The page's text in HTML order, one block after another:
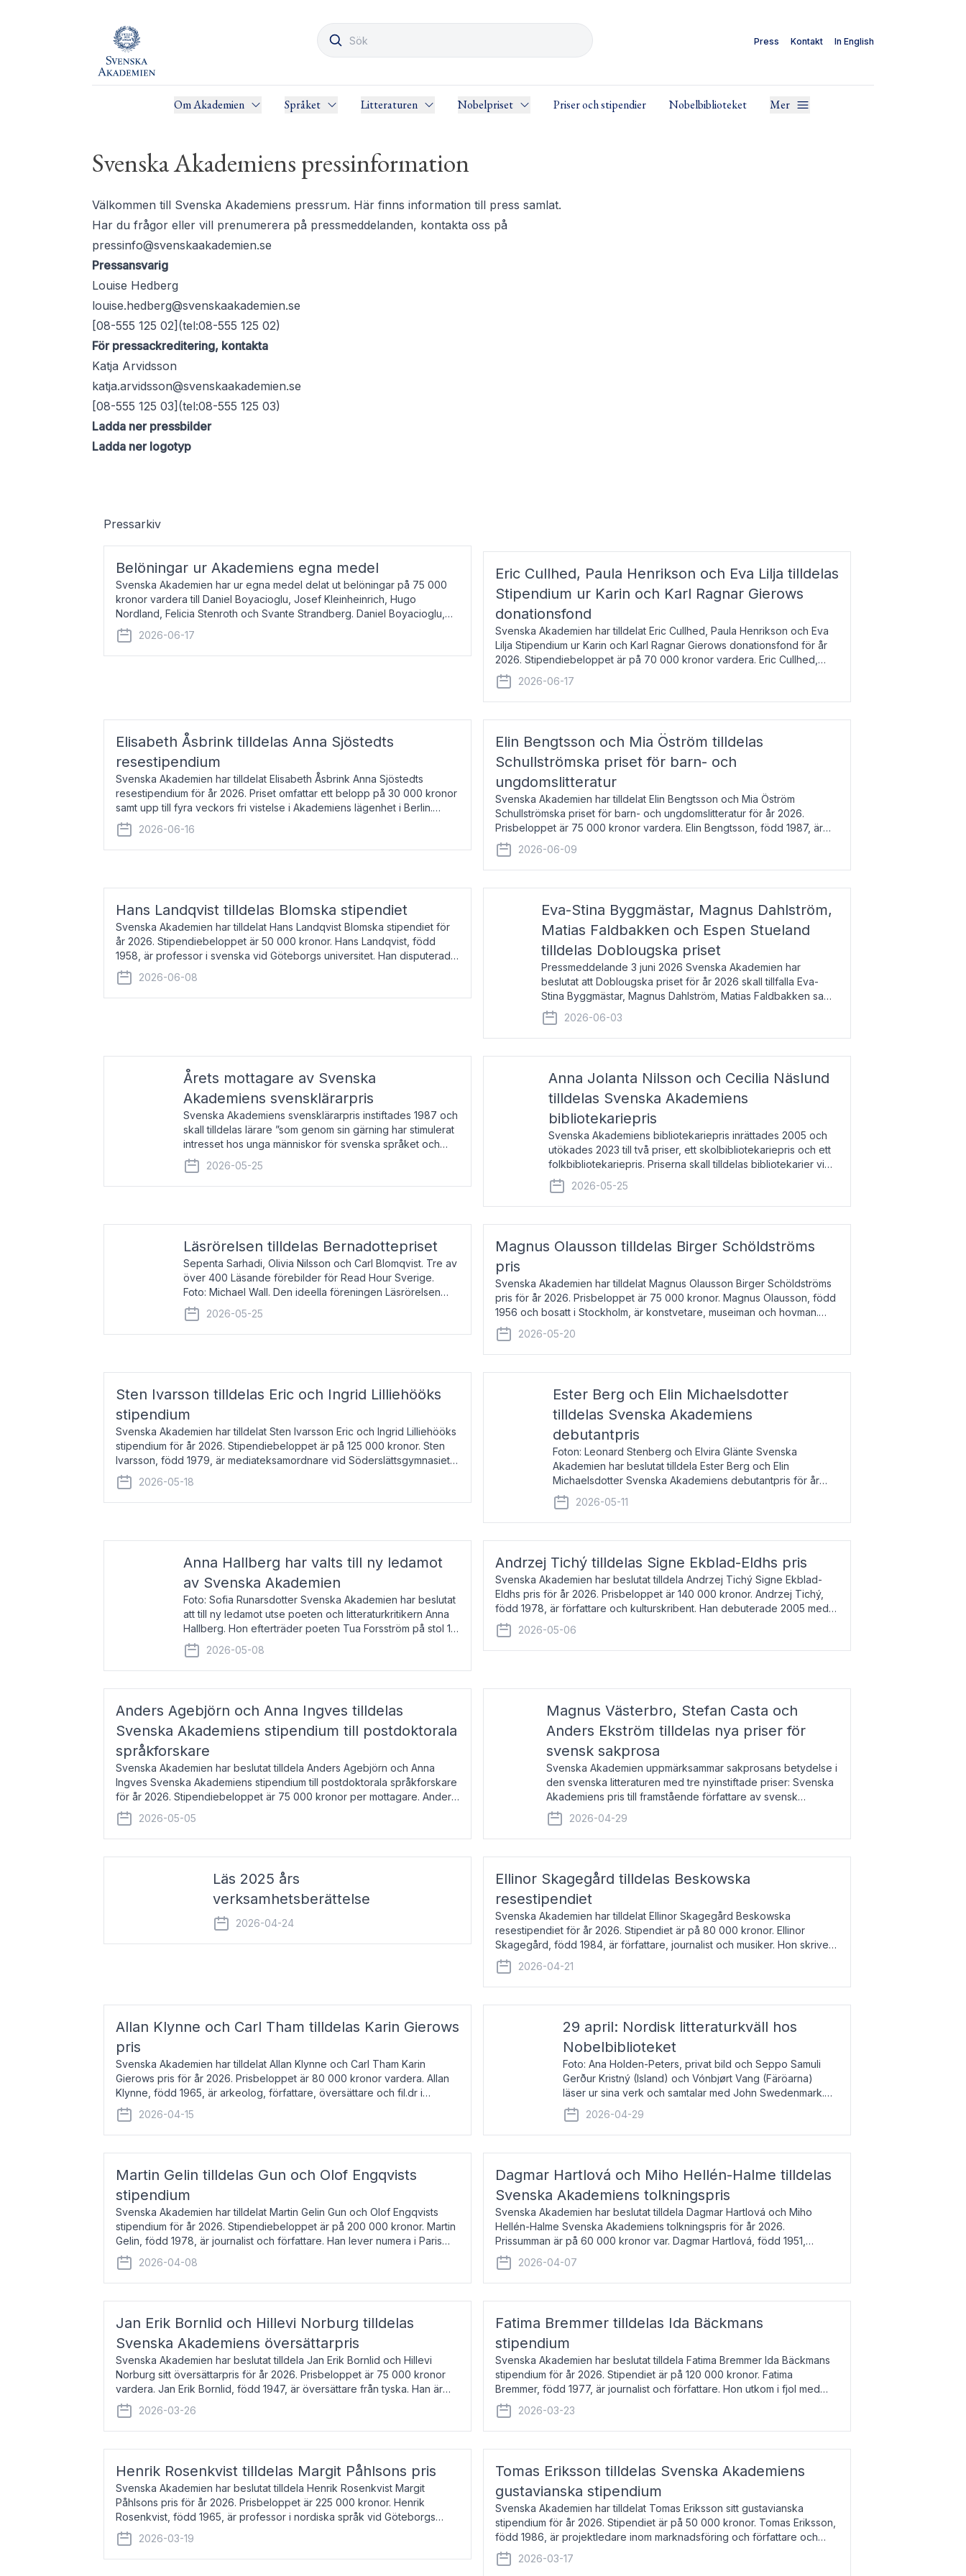
Press Kontakt In English
Om Akademien Språket Litteraturen Nobelpriset Priser och stipendier Nobelbiblioteket Mer
Svenska Akademiens pressinformation
Välkommen till Svenska Akademiens pressrum. Här finns information till press samlat.
Har du frågor eller vill prenumerera på pressmeddelanden, kontakta oss på
pressinfo@svenskaakademien.se
Pressansvarig
Louise Hedberg
louise.hedberg@svenskaakademien.se
[08-555 125 02](tel:08-555 125 02)
För pressackreditering, kontakta
Katja Arvidsson
katja.arvidsson@svenskaakademien.se
[08-555 125 03](tel:08-555 125 03)
Ladda ner pressbilder
Ladda ner logotyp
Pressarkiv
Belöningar ur Akademiens egna medel
Svenska Akademien har ur egna medel delat ut belöningar på 75 000
kronor vardera till Daniel Boyacioglu, Josef Kleinheinrich, Hugo
Nordland, Felicia Stenroth och Svante Strandberg. Daniel Boyacioglu,
född 1981, är poet och scenartist. Josef
2026-06-17
Eric Cullhed, Paula Henrikson och Eva Lilja tilldelas
Stipendium ur Karin och Karl Ragnar Gierows
donationsfond
Svenska Akademien har tilldelat Eric Cullhed, Paula Henrikson och Eva
Lilja Stipendium ur Karin och Karl Ragnar Gierows donationsfond för år
2026. Stipendiebeloppet är på 70 000 kronor vardera. Eric Cullhed,
född 1985, är professor i grekis
2026-06-17
Elisabeth Åsbrink tilldelas Anna Sjöstedts
resestipendium
Svenska Akademien har tilldelat Elisabeth Åsbrink Anna Sjöstedts
resestipendium för år 2026. Priset omfattar ett belopp på 30 000 kronor
samt upp till fyra veckors fri vistelse i Akademiens lägenhet i Berlin.
Elisabeth Åsbrink, född 1965 oc
2026-06-16
Elin Bengtsson och Mia Öström tilldelas
Schullströmska priset för barn- och
ungdomslitteratur
Svenska Akademien har tilldelat Elin Bengtsson och Mia Öström
Schullströmska priset för barn- och ungdomslitteratur för år 2026.
Prisbeloppet är 75 000 kronor vardera. Elin Bengtsson, född 1987, är
författare och forskare i genusvetenskap.
2026-06-09
Hans Landqvist tilldelas Blomska stipendiet
Svenska Akademien har tilldelat Hans Landqvist Blomska stipendiet för
år 2026. Stipendiebeloppet är 50 000 kronor. Hans Landqvist, född
1958, är professor i svenska vid Göteborgs universitet. Han disputerade
år 2000 på avhandlingen Författn
2026-06-08
Eva-Stina Byggmästar, Magnus Dahlström,
Matias Faldbakken och Espen Stueland
tilldelas Doblougska priset
Pressmeddelande 3 juni 2026 Svenska Akademien har
beslutat att Doblougska priset för år 2026 skall tillfalla Eva-
Stina Byggmästar, Magnus Dahlström, Matias Faldbakken samt
Espen Stueland. Prisbeloppet är 200 000 svenska kronor per
mottagare
2026-06-03
Årets mottagare av Svenska
Akademiens svensklärarpris
Svenska Akademiens svensklärarpris instiftades 1987 och
skall tilldelas lärare ”som genom sin gärning har stimulerat
intresset hos unga människor för svenska språket och
litteraturen”. Prisutdelning och samtal med pristagarna
äger rum under
2026-05-25
Anna Jolanta Nilsson och Cecilia Näslund
tilldelas Svenska Akademiens
bibliotekariepris
Svenska Akademiens bibliotekariepris inrättades 2005 och
utökades 2023 till två priser, ett skolbibliotekariepris och ett
folkbibliotekariepris. Priserna skall tilldelas bibliotekarier vid
svenska folk- och skolbibliotek som gjort värdefull
2026-05-25
Läsrörelsen tilldelas Bernadottepriset
Sepenta Sarhadi, Olivia Nilsson och Carl Blomqvist. Tre av
över 400 Läsande förebilder för Read Hour Sverige.
Foto: Michael Wall. Den ideella föreningen Läsrörelsen
tilldelas Bernadottepriset 2026 för att den under ett kvarts
sekel gjort re
2026-05-25
Magnus Olausson tilldelas Birger Schöldströms
pris
Svenska Akademien har tilldelat Magnus Olausson Birger Schöldströms
pris för år 2026. Prisbeloppet är 75 000 kronor. Magnus Olausson, född
1956 och bosatt i Stockholm, är konstvetare, museiman och hovman.
Han disputerade 1993 vid Uppsala un
2026-05-20
Sten Ivarsson tilldelas Eric och Ingrid Lilliehööks
stipendium
Svenska Akademien har tilldelat Sten Ivarsson Eric och Ingrid Lilliehööks
stipendium för år 2026. Stipendiebeloppet är på 125 000 kronor. Sten
Ivarsson, född 1979, är mediateksamordnare vid Söderslättsgymnasiet i
Trelleborg. Här har han på
2026-05-18
Ester Berg och Elin Michaelsdotter
tilldelas Svenska Akademiens
debutantpris
Foton: Leonard Stenberg och Elvira Glänte Svenska
Akademien har beslutat tilldela Ester Berg och Elin
Michaelsdotter Svenska Akademiens debutantpris för år
2026. Priset är nyinstiftat och syftar till att lyfta fram
intressanta och löftesrik
2026-05-11
Anna Hallberg har valts till ny ledamot
av Svenska Akademien
Foto: Sofia Runarsdotter Svenska Akademien har beslutat
att till ny ledamot utse poeten och litteraturkritikern Anna
Hallberg. Hon efterträder poeten Tua Forsström på stol 18
och kommer att ta sitt inträde vid Akademiens
högtidssammankomst
2026-05-08
Andrzej Tichý tilldelas Signe Ekblad-Eldhs pris
Svenska Akademien har beslutat tilldela Andrzej Tichý Signe Ekblad-
Eldhs pris för år 2026. Prisbeloppet är 140 000 kronor. Andrzej Tichý,
född 1978, är författare och kulturskribent. Han debuterade 2005 med
den lovordade romanen Sex liter l
2026-05-06
Anders Agebjörn och Anna Ingves tilldelas
Svenska Akademiens stipendium till postdoktorala
språkforskare
Svenska Akademien har beslutat tilldela Anders Agebjörn och Anna
Ingves Svenska Akademiens stipendium till postdoktorala språkforskare
för år 2026. Stipendiebeloppet är 75 000 kronor per mottagare. Anders
Agebjörn, född 1984, är universitet
2026-05-05
Magnus Västerbro, Stefan Casta och
Anders Ekström tilldelas nya priser för
svensk sakprosa
Svenska Akademien uppmärksammar sakprosans betydelse i
den svenska litteraturen med tre nyinstiftade priser: Svenska
Akademiens pris till framstående författare av svensk
sakprosa som i år går till Magnus Västerbro, Svenska
Akademiens pris
2026-04-29
Läs 2025 års
verksamhetsberättelse
2026-04-24
Ellinor Skagegård tilldelas Beskowska
resestipendiet
Svenska Akademien har tilldelat Ellinor Skagegård Beskowska
resestipendiet för år 2026. Stipendiet är på 80 000 kronor. Ellinor
Skagegård, född 1984, är författare, journalist och musiker. Hon skriver
återkommande för Svenska Dagbladet, Ups
2026-04-21
Allan Klynne och Carl Tham tilldelas Karin Gierows
pris
Svenska Akademien har tilldelat Allan Klynne och Carl Tham Karin
Gierows pris för år 2026. Prisbeloppet är 80 000 kronor vardera. Allan
Klynne, född 1965, är arkeolog, författare, översättare och fil.dr i
antikens kultur och samhällsliv. Ut
2026-04-15
29 april: Nordisk litteraturkväll hos
Nobelbiblioteket
Foto: Ana Holden-Peters, privat bild och Seppo Samuli
Gerður Kristný (Island) och Vónbjørt Vang (Färöarna)
läser ur sina verk och samtalar med John Swedenmark.
De läser upp på färöiska, isländska och svenska och talar
om språk och poesi – o
2026-04-29
Martin Gelin tilldelas Gun och Olof Engqvists
stipendium
Svenska Akademien har tilldelat Martin Gelin Gun och Olof Engqvists
stipendium för år 2026. Stipendiebeloppet är på 200 000 kronor. Martin
Gelin, född 1978, är journalist och författare. Han lever numera i Paris
men var under många år bosat
2026-04-08
Dagmar Hartlová och Miho Hellén-Halme tilldelas
Svenska Akademiens tolkningspris
Svenska Akademien har beslutat tilldela Dagmar Hartlová och Miho
Hellén-Halme Svenska Akademiens tolkningspris för år 2026.
Prissumman är på 60 000 kronor var. Dagmar Hartlová, född 1951,
översätter huvudsakligen från svenska till tjeckiska
2026-04-07
Jan Erik Bornlid och Hillevi Norburg tilldelas
Svenska Akademiens översättarpris
Svenska Akademien har beslutat tilldela Jan Erik Bornlid och Hillevi
Norburg sitt översättarpris för år 2026. Prisbeloppet är 75 000 kronor
vardera. Jan Erik Bornlid, född 1947, är översättare från tyska. Han är
främst känd för sina översät
2026-03-26
Fatima Bremmer tilldelas Ida Bäckmans
stipendium
Svenska Akademien har beslutat tilldela Fatima Bremmer Ida Bäckmans
stipendium för år 2026. Stipendiet är på 120 000 kronor. Fatima
Bremmer, född 1977, är journalist och författare. Hon utkom i fjol med
boken Ligan. Klarakvarterens blodsyst
2026-03-23
Henrik Rosenkvist tilldelas Margit Påhlsons pris
Svenska Akademien har beslutat tilldela Henrik Rosenkvist Margit
Påhlsons pris för år 2026. Prisbeloppet är 225 000 kronor. Henrik
Rosenkvist, född 1965, är professor i nordiska språk vid Göteborgs
universitet. Han disputerade 2004 på avhan
2026-03-19
Tomas Eriksson tilldelas Svenska Akademiens
gustavianska stipendium
Svenska Akademien har tilldelat Tomas Eriksson sitt gustavianska
stipendium för år 2026. Stipendiet är på 50 000 kronor. Tomas Eriksson,
född 1986, är projektledare inom marknadsföring och författare och
utkom i fjol med boken Syndabocken.
2026-03-17